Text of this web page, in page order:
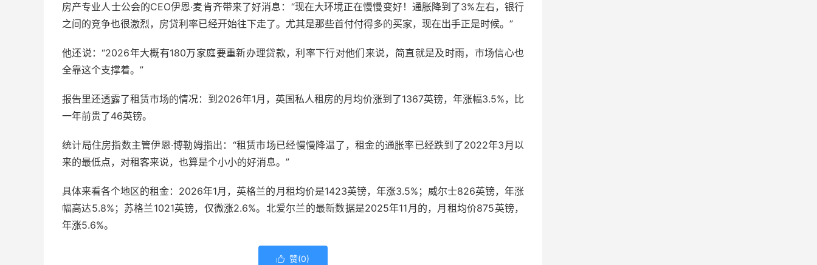
房产专业人士公会的CEO伊恩·麦肯齐带来了好消息：“现在大环境正在慢慢变好！通胀降到了3%左右，银行
之间的竞争也很激烈，房贷利率已经开始往下走了。尤其是那些首付付得多的买家，现在出手正是时候。”
他还说：“2026年大概有180万家庭要重新办理贷款，利率下行对他们来说，简直就是及时雨，市场信心也
全靠这个支撑着。”
报告里还透露了租赁市场的情况：到2026年1月，英国私人租房的月均价涨到了1367英镑，年涨幅3.5%，比
一年前贵了46英镑。
统计局住房指数主管伊恩·博勒姆指出：“租赁市场已经慢慢降温了，租金的通胀率已经跌到了2022年3月以
来的最低点，对租客来说，也算是个小小的好消息。”
具体来看各个地区的租金：2026年1月，英格兰的月租均价是1423英镑，年涨3.5%；威尔士826英镑，年涨
幅高达5.8%；苏格兰1021英镑，仅微涨2.6%。北爱尔兰的最新数据是2025年11月的，月租均价875英镑，
年涨5.6%。
 赞(0)